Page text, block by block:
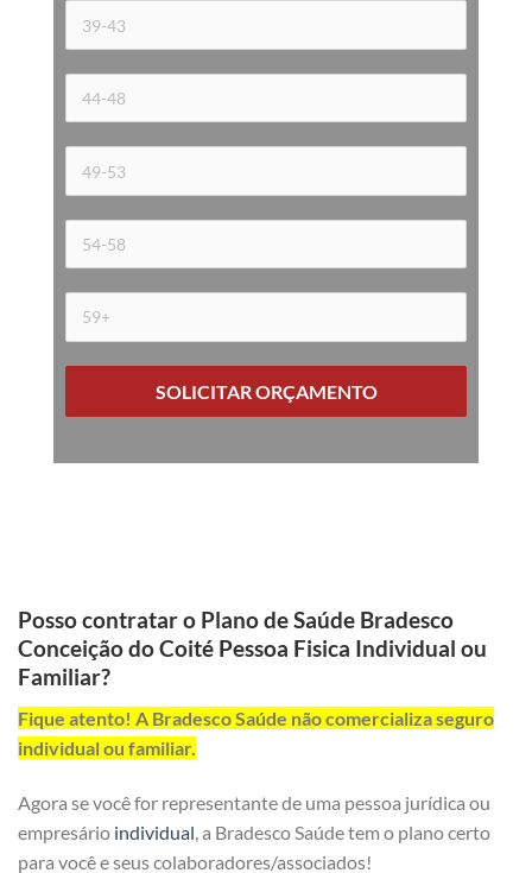
SOLICITAR ORÇAMENTO
Posso contratar o Plano de Saúde Bradesco
Conceição do Coité Pessoa Fisica Individual ou
Familiar?
Fique atento! A Bradesco Saúde não comercializa seguro
individual ou familiar.
Agora se você for representante de uma pessoa jurídica ou
empresário individual , a Bradesco Saúde tem o plano certo
para você e seus colaboradores/associados!